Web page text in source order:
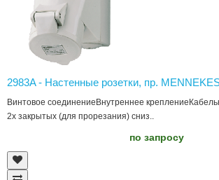
2983A - Настенные розетки, пр.
Винтовое соединениеВнутреннее
2х закрытых (для прорезания) cниз..
по запросу